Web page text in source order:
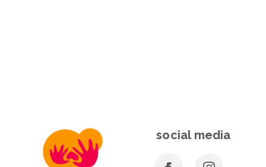
social media